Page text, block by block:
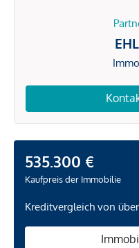
535.300 €
Kaufpreis der Immobilie
Kreditvergleich von